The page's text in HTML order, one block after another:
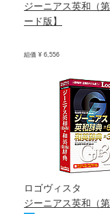
ジーニアス英和（
ード版】
組価 ¥ 6,556
ロゴヴィスタ
ジーニアス英和（